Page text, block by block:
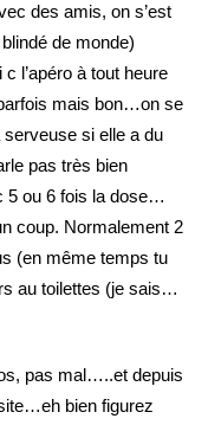
des amis, on s’est
de monde)
l’apéro à tout heure
mais bon…on se
si elle a du
pas très bien
5 ou 6 fois la dose…
coup. Normalement 2
(en même temps tu
au toilettes (je sais…
pas mal…..et depuis
bien figurez